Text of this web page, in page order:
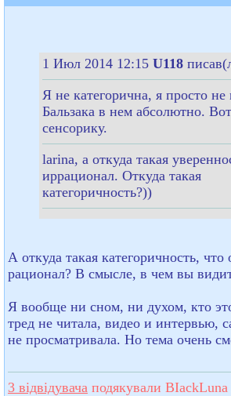
1 Июл 2014 12:15 U118
Я не категорична, я просто
Бальзака в нем абсолютно.
сенсорику.
larina, а откуда такая
иррационал. Откуда такая
категоричность?))
А откуда такая категоричность,
рационал? В смысле, в чем вы
Я вообще ни сном, ни духом, кто
тред не читала, видео и интервью,
не просматривала. Но тема очень
3 відвідувача подякували